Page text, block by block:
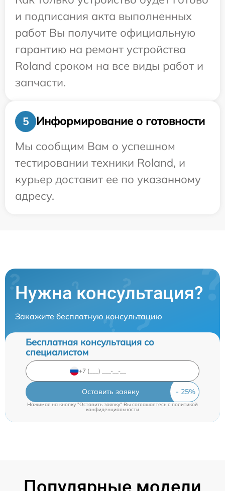
и подписания акта выполненных
работ Вы получите официальную
гарантию на ремонт устройства
Roland сроком на все виды работ и
запчасти.
5
Информирование о готовности
Мы сообщим Вам о успешном
тестировании техники Roland, и
курьер доставит ее по указанному
адресу.
Нужна консультация?
Закажите бесплатную консультацию
Бесплатная консультация со
специалистом
Оставить заявку
Нажимая на кнопку "Оставить заявку" Вы соглашаетесь cполитикой
конфиденциальности